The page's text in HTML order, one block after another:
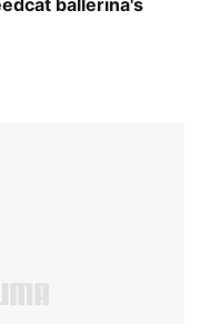
ballerina's